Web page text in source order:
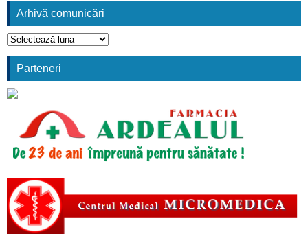
Arhivă comunicări
Arhivă
comunicări
Parteneri